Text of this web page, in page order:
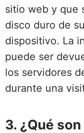
sitio web y que
disco duro de
dispositivo. La
puede ser
los servidores
durante una
3. ¿Qué